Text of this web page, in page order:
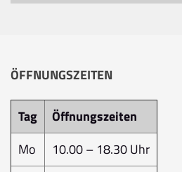
ÖFFNUNGSZEITEN
Tag
Öffnungszeiten
Mo
10.00 – 18.30 Uhr